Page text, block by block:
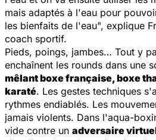
mais adaptés à l'eau pour
les bienfaits de l'eau", explique
coach sportif.
Pieds, poings, jambes… Tout y
enchaînent les rounds dans une
mêlant boxe française, boxe
karaté. Les gestes techniques
rythmes endiablés. Les
jamais violents. Dans l'aqua-
vide contre un adversaire